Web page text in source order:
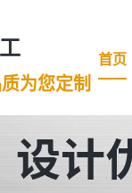
为您定制
首页